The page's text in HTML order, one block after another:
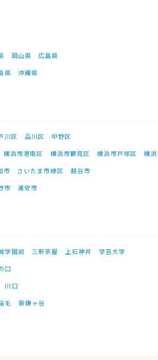
岡山県
広島県
県 沖縄県
川区 品川区
中野区
横浜市港南区 横浜市鶴見区 横浜市戸塚区
横
市 さいたま市緑区
越谷市
市 浦安市
学園前 三軒茶屋 上石神井
学芸大学
口
川口
毛 新鎌ヶ谷